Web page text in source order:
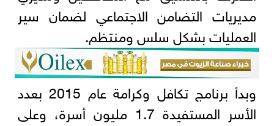
مديريات التضامن الاجتماعي لضمان سير
العمليات بشكل سلس ومنتظم.
وبدأ برنامج تكافل وكرامة عام 2015 بعدد
الأسر المستفيدة 1.7 مليون أسرة، وعلى